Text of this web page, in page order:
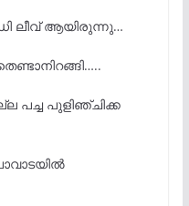
ലീവ് ആയിരുന്നു…
പച്ച പുളിഞ്ചിക്ക